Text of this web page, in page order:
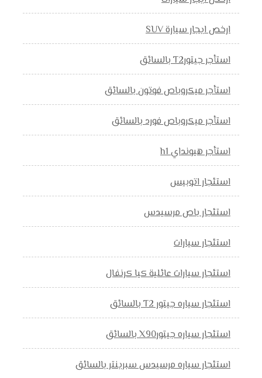
ارخص ايجار سيارة SUV
استأجر جيتورT2 بالسائق
استأجر ميكروباص فوتون بالسائق
استأجر ميكروباص فورد بالسائق
استأجر هيونداي h1
استئجار اتوبيس
استئجار باص مرسيدس
استئجار سيارات
استئجار سيارات عائلية كيا كرنفال
استئجار سياره جيتور T2 بالسائق
استئجار سياره جيتورX90 بالسائق
استئجار سياره مرسيدس سبرينتر بالسائق